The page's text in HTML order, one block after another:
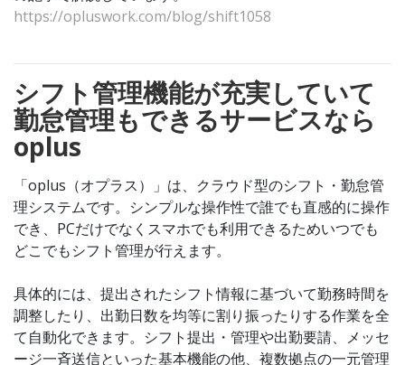
https://opluswork.com/blog/shift1058
シフト管理機能が充実していて
勤怠管理もできるサービスなら
oplus
「oplus（オプラス）」は、クラウド型のシフト・勤怠管
理システムです。シンプルな操作性で誰でも直感的に操作
でき、PCだけでなくスマホでも利用できるためいつでも
どこでもシフト管理が行えます。
具体的には、提出されたシフト情報に基づいて勤務時間を
調整したり、出勤日数を均等に割り振ったりする作業を全
て自動化できます。シフト提出・管理や出勤要請、メッセ
ージ一斉送信といった基本機能の他、複数拠点の一元管理